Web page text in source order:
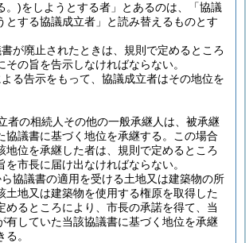
。)をしようとする者」とあるのは、「協議
とする協議成立者」と読み替えるものとす
が廃止されたときは、規則で定めるところ
その旨を告示しなければならない。
る告示をもって、協議成立者はその地位を
者の相続人その他の一般承継人は、被承継
協議書に基づく地位を承継する。
この場合
地位を承継した者は、規則で定めるところ
を市長に届け出なければならない。
協議書の適用を受ける土地又は建築物の所
土地又は建築物を使用する権原を取得した
めるところにより、市長の承諾を得て、当
有していた当該協議書に基づく地位を承継
。